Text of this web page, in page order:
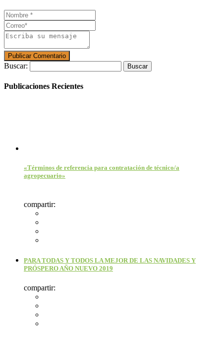
Buscar:
Publicaciones Recientes
«Términos de referencia para contratación de técnico/a
agropecuario»
compartir:
PARA TODAS Y TODOS LA MEJOR DE LAS NAVIDADES Y
PRÓSPERO AÑO NUEVO 2019
compartir: